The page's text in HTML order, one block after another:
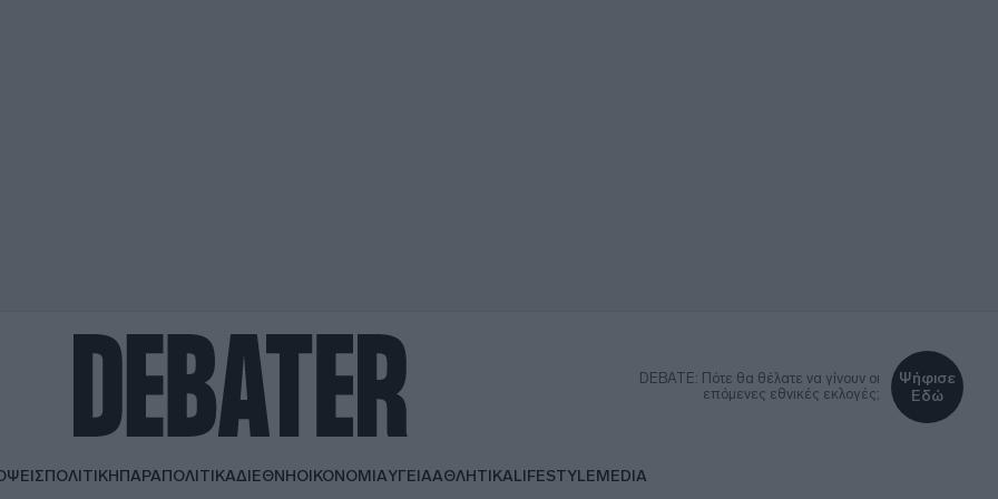
DEBATE: Πότε θα θέλατε να γίνουν οι
επόμενες εθνικές εκλογές;
Ψήφισε
Εδώ
ΠΟΛΙΤΙΚΗΠΑΡΑΠΟΛΙΤΙΚΑΔΙΕΘΝΗΟΙΚΟΝΟΜΙΑΥΓΕΙΑΑΘΛΗΤΙΚΑLIFESTYLEMEDIA